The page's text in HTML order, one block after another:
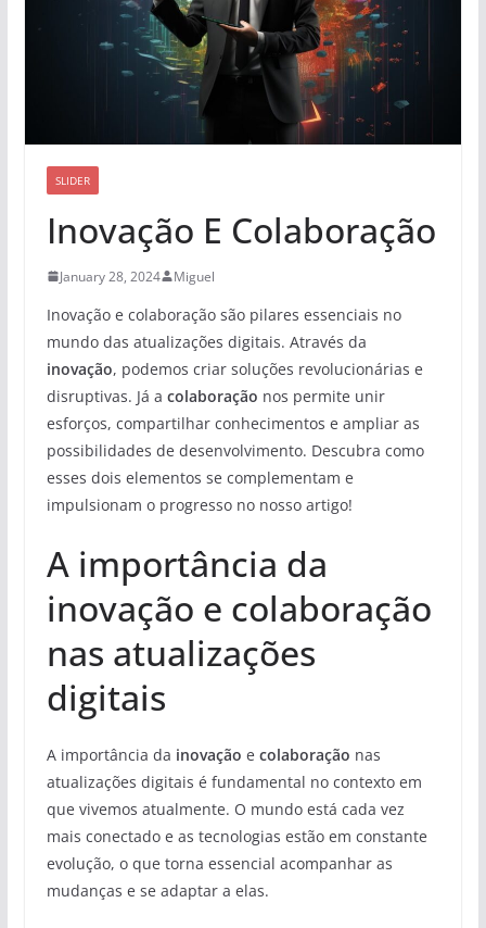
SLIDER
Inovação E Colaboração
January 28, 2024 Miguel
Inovação e colaboração são pilares essenciais no
mundo das atualizações digitais. Através da
inovação, podemos criar soluções revolucionárias e
disruptivas. Já a colaboração nos permite unir
esforços, compartilhar conhecimentos e ampliar as
possibilidades de desenvolvimento. Descubra como
esses dois elementos se complementam e
impulsionam o progresso no nosso artigo!
A importância da
inovação e colaboração
nas atualizações
digitais
A importância da inovação e colaboração nas
atualizações digitais é fundamental no contexto em
que vivemos atualmente. O mundo está cada vez
mais conectado e as tecnologias estão em constante
evolução, o que torna essencial acompanhar as
mudanças e se adaptar a elas.